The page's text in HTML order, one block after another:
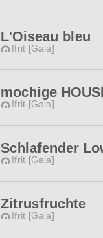
L'Oiseau bleu
Ifrit [Gaia]
mochige
Ifrit [Gaia]
Schlafender
Ifrit [Gaia]
Zitrusfruchte
Ifrit [Gaia]